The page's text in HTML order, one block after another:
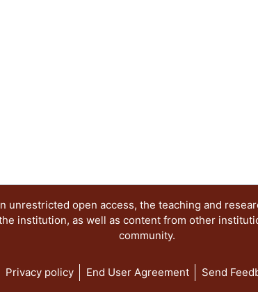
open access, the teaching and
institution, as well as content from other
community.
Privacy policy End User Agreement Send